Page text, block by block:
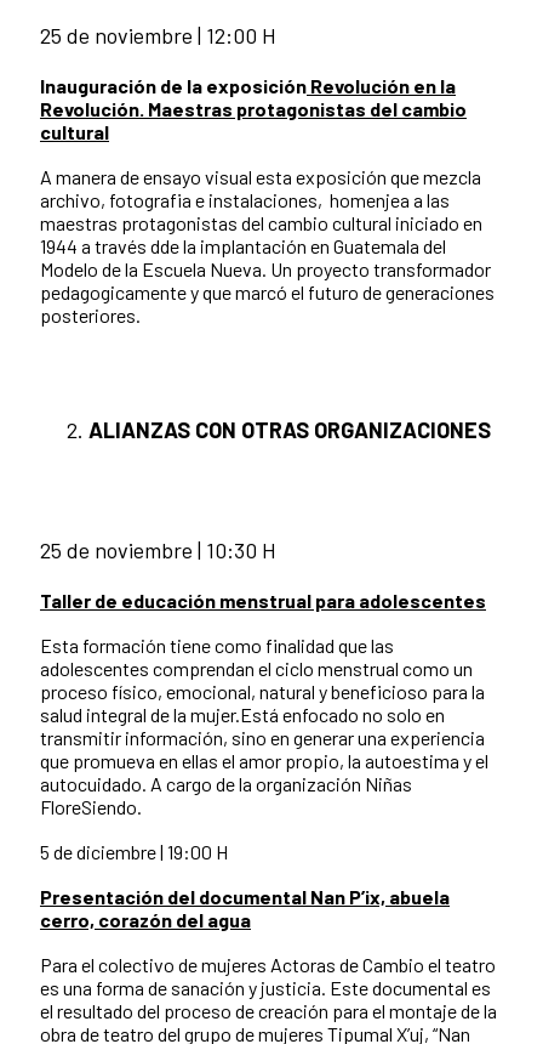
25 de noviembre | 12:00 H
Inauguración de la exposición Revolución en la
Revolución. Maestras protagonistas del cambio
cultural
A manera de ensayo visual esta exposición que mezcla
archivo, fotografia e instalaciones, homenjea a las
maestras protagonistas del cambio cultural iniciado en
1944 a través dde la implantación en Guatemala del
Modelo de la Escuela Nueva. Un proyecto transformador
pedagogicamente y que marcó el futuro de generaciones
posteriores.
ALIANZAS CON OTRAS ORGANIZACIONES
25 de noviembre | 10:30 H
Taller de educación menstrual para adolescentes
Esta formación tiene como finalidad que las
adolescentes comprendan el ciclo menstrual como un
proceso físico, emocional, natural y beneficioso para la
salud integral de la mujer.Está enfocado no solo en
transmitir información, sino en generar una experiencia
que promueva en ellas el amor propio, la autoestima y el
autocuidado. A cargo de la organización Niñas
FloreSiendo.
5 de diciembre | 19:00 H
Presentación del documental Nan P’ix, abuela
cerro, corazón del agua
Para el colectivo de mujeres Actoras de Cambio el teatro
es una forma de sanación y justicia. Este documental es
el resultado del proceso de creación para el montaje de la
obra de teatro del grupo de mujeres Tipumal X’uj, “Nan